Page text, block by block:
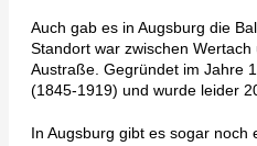
Auch gab es in Augsburg die
Standort war zwischen
Austraße. Gegründet im Jahre
(1845-1919) und wurde leider
In Augsburg gibt es sogar noch